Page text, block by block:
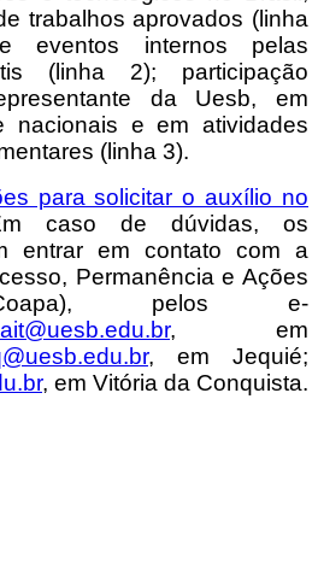
trabalhos aprovados (linha
eventos internos pelas
(linha 2); participação
da Uesb, em
nacionais e em atividades
(linha 3).
para solicitar o auxílio no
caso de dúvidas, os
entrar em contato com a
Permanência e Ações
pelos e-
, em
, em Jequié;
, em Vitória da Conquista.